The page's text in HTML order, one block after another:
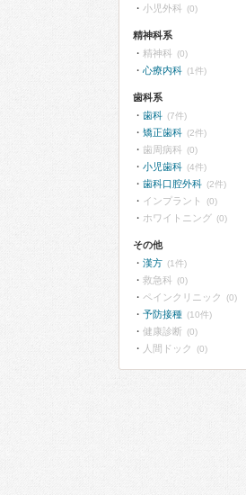
小児外科 (0)
精神科系
精神科 (0)
心療内科 (1件)
歯科系
歯科 (7件)
矯正歯科 (2件)
歯周病科 (0)
小児歯科 (4件)
歯科口腔外科 (2件)
インプラント (0)
ホワイトニング (0)
その他
漢方 (1件)
救急科 (0)
ペインクリニック (0)
予防接種 (10件)
健康診断 (0)
人間ドック (0)